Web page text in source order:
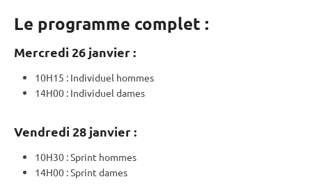
Le programme complet :
Mercredi 26 janvier :
10H15 : Individuel hommes
14H00 : Individuel dames
Vendredi 28 janvier :
10H30 :Sprint hommes
14H00 :Sprint dames